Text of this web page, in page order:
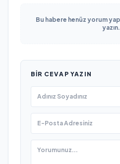
Bu habere henüz yorum
yazın.
BIR CEVAP YAZIN